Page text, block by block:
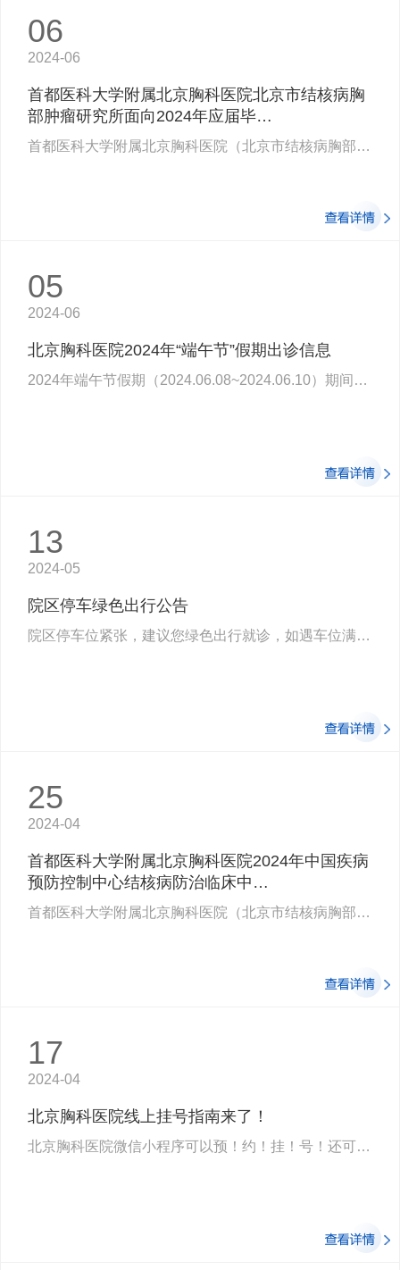
06
2024-06
首都医科大学附属北京胸科医院北京市结核病胸
部肿瘤研究所面向2024年应届毕…
首都医科大学附属北京胸科医院（北京市结核病胸部肿瘤研究所）始建于1955年，经过近…
05
2024-06
北京胸科医院2024年“端午节”假期出诊信息
2024年端午节假期（2024.06.08~2024.06.10）期间具体出诊情况如下：结核内科：6月8…
13
2024-05
院区停车绿色出行公告
院区停车位紧张，建议您绿色出行就诊，如遇车位满溢可将车辆停放至医院东侧社会停车…
25
2024-04
首都医科大学附属北京胸科医院2024年中国疾病
预防控制中心结核病防治临床中…
首都医科大学附属北京胸科医院（北京市结核病胸部肿瘤研究所）始建于1955年，经过近…
17
2024-04
北京胸科医院线上挂号指南来了！
北京胸科医院微信小程序可以预！约！挂！号！还可以在线查看检查、检验报告教程来啦线上…